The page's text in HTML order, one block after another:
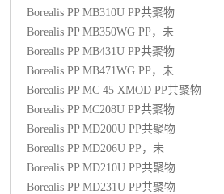
Borealis PP MB310U PP共聚物
Borealis PP MB350WG PP ，未
Borealis PP MB431U PP共聚物
Borealis PP MB471WG PP ，未
Borealis PP MC 45 XMOD PP共聚物
Borealis PP MC208U PP共聚物
Borealis PP MD200U PP共聚物
Borealis PP MD206U PP ，未
Borealis PP MD210U PP共聚物
Borealis PP MD231U PP共聚物